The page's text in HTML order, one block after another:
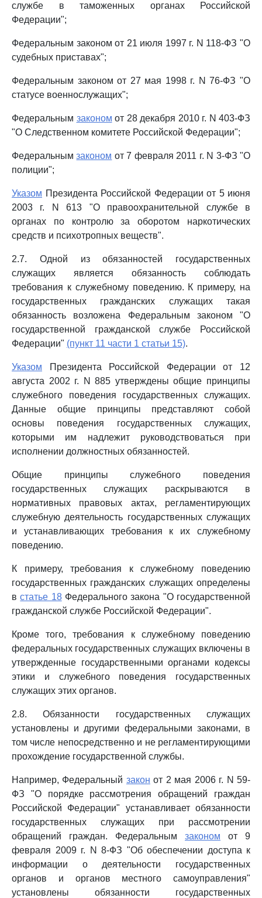
службе в таможенных органах Российской
Федерации";
Федеральным законом от 21 июля 1997 г. N 118-ФЗ "О
судебных приставах";
Федеральным законом от 27 мая 1998 г. N 76-ФЗ "О
статусе военнослужащих";
Федеральным законом от 28 декабря 2010 г. N 403-ФЗ
"О Следственном комитете Российской Федерации";
Федеральнымзаконом от 7 февраля 2011 г. N 3-ФЗ "О
полиции";
Указом Президента Российской Федерации от 5 июня
2003 г. N 613 "О правоохранительной службе в
органах по контролю за оборотом наркотических
средств и психотропных веществ".
2.7. Одной из обязанностей государственных
служащих является обязанность соблюдать
требования к служебному поведению. К примеру, на
государственных гражданских служащих такая
обязанность возложена Федеральным законом "О
государственной гражданской службе Российской
Федерации" (пункт 11 части 1 статьи 15).
Указом Президента Российской Федерации от 12
августа 2002 г. N 885 утверждены общие принципы
служебного поведения государственных служащих.
Данные общие принципы представляют собой
основы поведения государственных служащих,
которыми им надлежит руководствоваться при
исполнении должностных обязанностей.
Общие принципы служебного поведения
государственных служащих раскрываются в
нормативных правовых актах, регламентирующих
служебную деятельность государственных служащих
и устанавливающих требования к их служебному
поведению.
К примеру, требования к служебному поведению
государственных гражданских служащих определены
встатье 18Федерального закона "О государственной
гражданской службе Российской Федерации".
Кроме того, требования к служебному поведению
федеральных государственных служащих включены в
утвержденные государственными органами кодексы
этики и служебного поведения государственных
служащих этих органов.
2.8. Обязанности государственных служащих
установлены и другими федеральными законами, в
том числе непосредственно и не регламентирующими
прохождение государственной службы.
Например, Федеральный закон от 2 мая 2006 г. N 59-
ФЗ "О порядке рассмотрения обращений граждан
Российской Федерации" устанавливает обязанности
государственных служащих при рассмотрении
обращений граждан. Федеральным законом от 9
февраля 2009 г. N 8-ФЗ "Об обеспечении доступа к
информации о деятельности государственных
органов и органов местного самоуправления"
установлены обязанности государственных